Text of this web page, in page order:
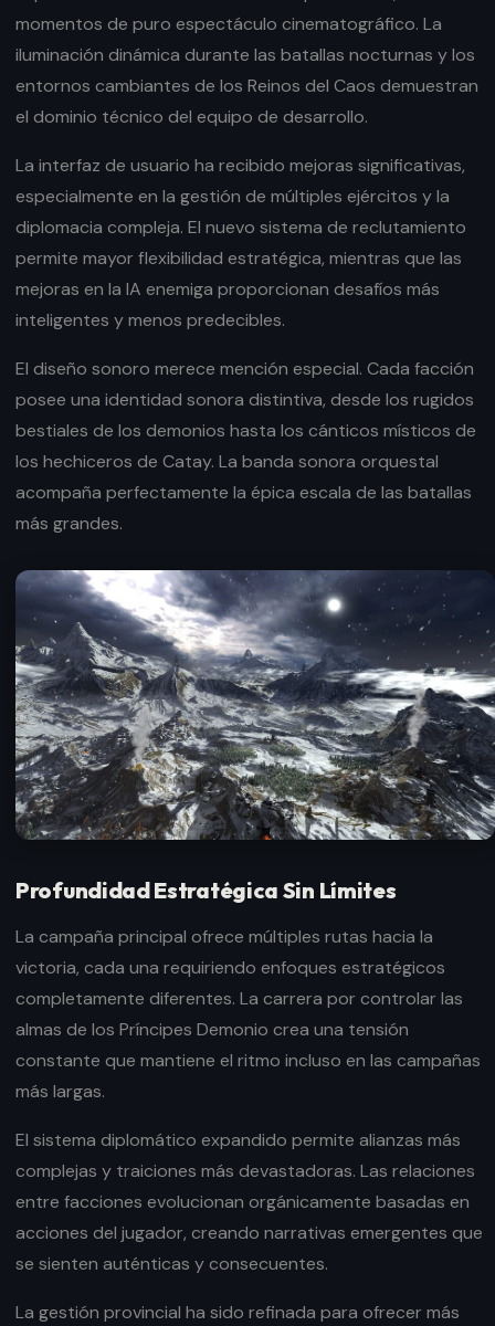
momentos de puro espectáculo cinematográfico. La
iluminación dinámica durante las batallas nocturnas y los
entornos cambiantes de los Reinos del Caos demuestran
el dominio técnico del equipo de desarrollo.
La interfaz de usuario ha recibido mejoras significativas,
especialmente en la gestión de múltiples ejércitos y la
diplomacia compleja. El nuevo sistema de reclutamiento
permite mayor flexibilidad estratégica, mientras que las
mejoras en la IA enemiga proporcionan desafíos más
inteligentes y menos predecibles.
El diseño sonoro merece mención especial. Cada facción
posee una identidad sonora distintiva, desde los rugidos
bestiales de los demonios hasta los cánticos místicos de
los hechiceros de Catay. La banda sonora orquestal
acompaña perfectamente la épica escala de las batallas
más grandes.
Profundidad Estratégica Sin Límites
La campaña principal ofrece múltiples rutas hacia la
victoria, cada una requiriendo enfoques estratégicos
completamente diferentes. La carrera por controlar las
almas de los Príncipes Demonio crea una tensión
constante que mantiene el ritmo incluso en las campañas
más largas.
El sistema diplomático expandido permite alianzas más
complejas y traiciones más devastadoras. Las relaciones
entre facciones evolucionan orgánicamente basadas en
acciones del jugador, creando narrativas emergentes que
se sienten auténticas y consecuentes.
La gestión provincial ha sido refinada para ofrecer más